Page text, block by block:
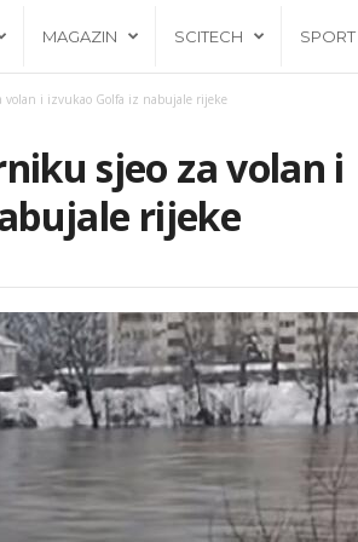
MAGAZIN SCITECH SPORT
volan i izvukao Golfa iz nabujale rijeke
sjeo za volan i
rijeke